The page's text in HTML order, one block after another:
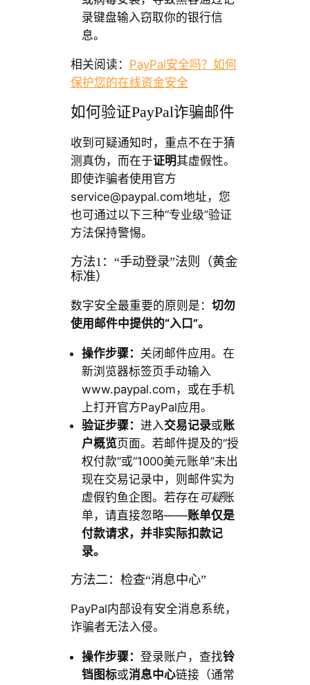
录键盘输入窃取你的银行信
息。
相关阅读： PayPal安全吗？如何
保护您的在线资金安全
如何验证PayPal诈骗邮件
收到可疑通知时，重点不在于猜
测真伪，而在于证明其虚假性。
即使诈骗者使用官方
service@paypal.com地址，您
也可通过以下三种“专业级”验证
方法保持警惕。
方法1：“手动登录”法则（黄金
标准）
数字安全最重要的原则是： 切勿
使用邮件中提供的“入口”。
操作步骤： 关闭邮件应用。在
新浏览器标签页手动输入
www.paypal.com，或在手机
上打开官方PayPal应用。
验证步骤： 进入交易记录或账
户概览页面。若邮件提及的“授
权付款”或“1000美元账单”未出
现在交易记录中，则邮件实为
虚假钓鱼企图。若存在 可疑账
单，请直接忽略——账单仅是
付款请求，并非实际扣款记
录。
方法二：检查“消息中心”
PayPal内部设有安全消息系统，
诈骗者无法入侵。
操作步骤： 登录账户，查找铃
铛图标或消息中心链接（通常